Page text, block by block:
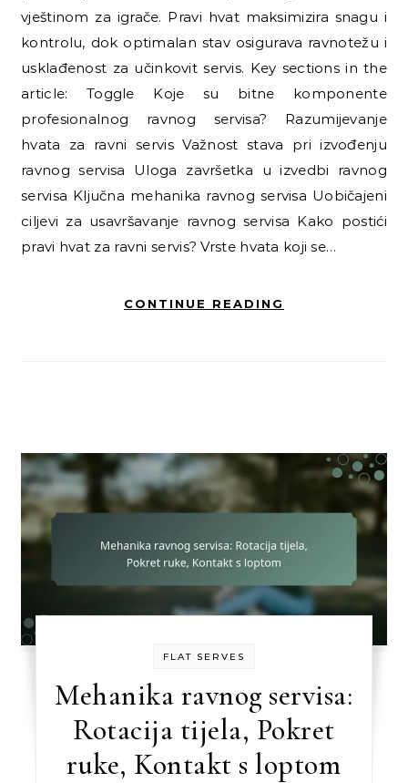
vještinom za igrače. Pravi hvat maksimizira snagu i
kontrolu, dok optimalan stav osigurava ravnotežu i
usklađenost za učinkovit servis. Key sections in the
article: Toggle Koje su bitne komponente
profesionalnog ravnog servisa? Razumijevanje
hvata za ravni servis Važnost stava pri izvođenju
ravnog servisa Uloga završetka u izvedbi ravnog
servisa Ključna mehanika ravnog servisa Uobičajeni
ciljevi za usavršavanje ravnog servisa Kako postići
pravi hvat za ravni servis? Vrste hvata koji se…
CONTINUE READING
FLAT SERVES
Mehanika ravnog servisa:
Rotacija tijela, Pokret
ruke, Kontakt s loptom